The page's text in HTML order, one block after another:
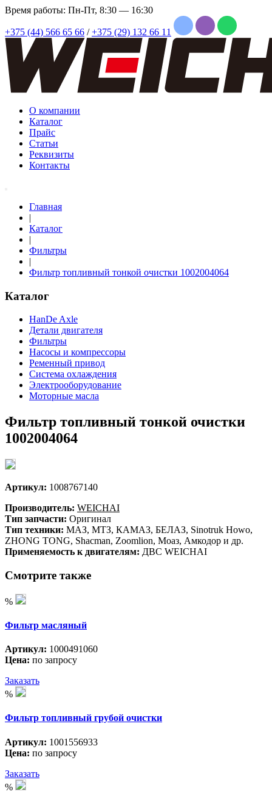
Время работы: Пн-Пт, 8:30 — 16:30
+375 (44) 566 65 66 / +375 (29) 132 66 11
О компании
Каталог
Прайс
Статьи
Реквизиты
Контакты
Главная
|
Каталог
|
Фильтры
|
Фильтр топливный тонкой очистки 1002004064
Каталог
HanDe Axle
Детали двигателя
Фильтры
Насосы и компрессоры
Ременный привод
Система охлаждения
Электрооборудование
Моторные масла
Фильтр топливный тонкой очистки
1002004064
Артикул: 1008767140
Производитель: WEICHAI
Тип запчасти: Оригинал
Тип техники: МАЗ, МТЗ, КАМАЗ, БЕЛАЗ, Sinotruk Howo,
ZHONG TONG, Shacman, Zoomlion, Моаз, Амкодор и др.
Применяемость к двигателям: ДВС WEICHAI
Смотрите также
%
Фильтр масляный
Артикул: 1000491060
Цена: по запросу
Заказать
%
Фильтр топливный грубой очистки
Артикул: 1001556933
Цена: по запросу
Заказать
%